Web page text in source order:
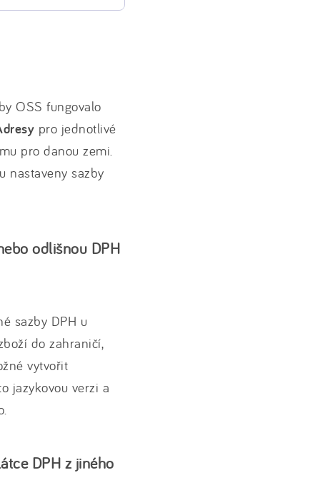
OSS fungovalo
pro jednotlivé
pro danou zemi.
nastaveny sazby
odlišnou DPH
sazby DPH u
do zahraničí,
vytvořit
jazykovou verzi a
DPH z jiného